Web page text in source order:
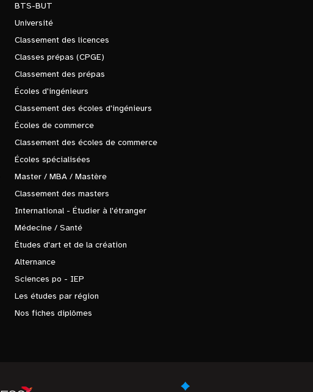
BTS-BUT
Université
Classement des licences
Classes prépas (CPGE)
Classement des prépas
Écoles d'ingénieurs
Classement des écoles d'ingénieurs
Écoles de commerce
Classement des écoles de commerce
Écoles spécialisées
Master / MBA / Mastère
Classement des masters
International - Étudier à l'étranger
Médecine / Santé
Études d'art et de la création
Alternance
Sciences po - IEP
Les études par région
Nos fiches diplômes